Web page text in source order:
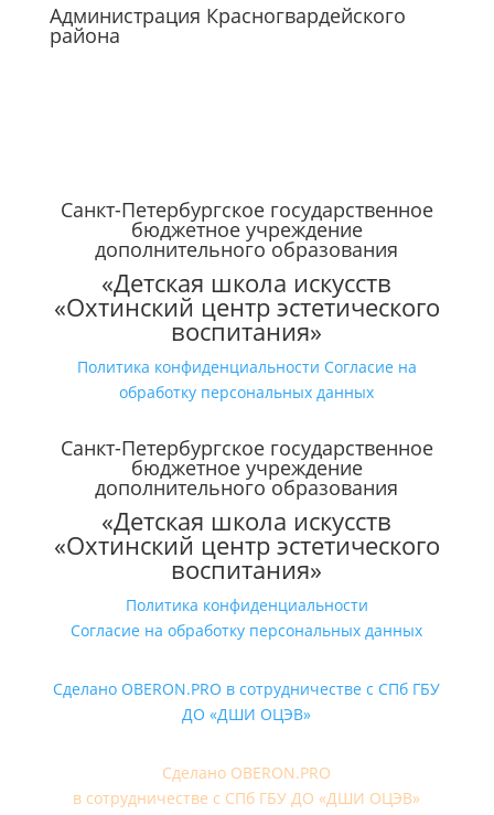
Администрация Красногвардейского
района
Санкт-Петербургское государственное
бюджетное учреждение
дополнительного образования
«Детская школа искусств
«Охтинский центр эстетического
воспитания»
Политика конфиденциальности Согласие на
обработку персональных данных
Санкт-Петербургское государственное
бюджетное учреждение
дополнительного образования
«Детская школа искусств
«Охтинский центр эстетического
воспитания»
Политика конфиденциальности
Согласие на обработку персональных данных
Сделано OBERON.PRO в сотрудничестве с СПб ГБУ
ДО «ДШИ ОЦЭВ»
Сделано OBERON.PRO
в сотрудничестве с СПб ГБУ ДО «ДШИ ОЦЭВ»